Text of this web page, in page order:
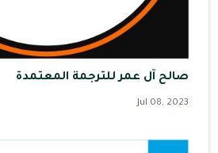
صالح آل عمر للترجمة المعتمدة
Jul 08, 2023